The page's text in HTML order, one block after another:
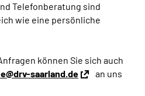
Telefonberatung sind
wie eine persönliche
können Sie sich auch
saarland.de
an uns